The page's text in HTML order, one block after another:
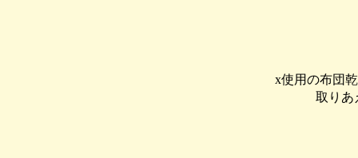
x使用の布団
取りあ